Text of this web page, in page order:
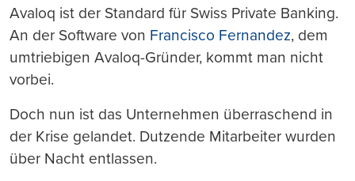
drucken
Avaloq ist der Standard für Swiss Private Banking.
An der Software von Francisco Fernandez, dem
umtriebigen Avaloq-Gründer, kommt man nicht
vorbei.
Doch nun ist das Unternehmen überraschend in
der Krise gelandet. Dutzende Mitarbeiter wurden
über Nacht entlassen.